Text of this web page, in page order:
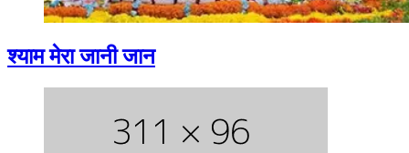
श्याम मेरा जानी जान